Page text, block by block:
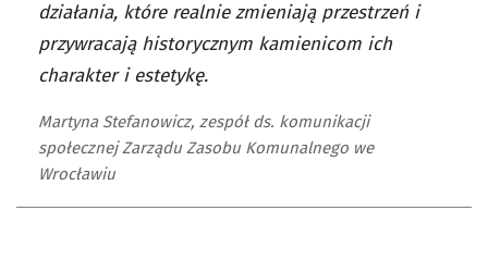
działania, które realnie zmieniają przestrzeń i
przywracają historycznym kamienicom ich
charakter i estetykę.
Martyna Stefanowicz, zespół ds. komunikacji
społecznej Zarządu Zasobu Komunalnego we
Wrocławiu